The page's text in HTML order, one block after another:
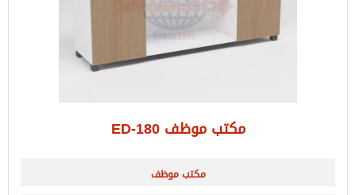
مكتب موظف ED-180
مكتب موظف